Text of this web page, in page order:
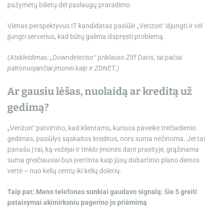
pažymėtų bilietų dėl paslaugų praradimo.
Vienas perspektyvus IT kandidatas pasiūlė „Verizon“ išjungti ir vėl
įjungti serverius, kad būtų galima išspręsti problemą.
(Atskleidimas: „Downdetector“ priklauso Ziff Davis, tai pačiai
patronuojančiai įmonei kaip ir ZDNET.)
Ar gausiu lėšas, nuolaidą ar kreditą už
gedimą?
„Verizon“ patvirtino, kad klientams, kuriuos paveikė trečiadienio
gedimas, pasiūlys sąskaitos kreditus, nors suma nežinoma. Jei tai
panašu į tai, ką vežėjai ir tinklo įmonės darė praeityje, grąžinama
suma greičiausiai bus įvertinta kaip jūsų dabartinio plano dienos
vertė – nuo ​​kelių centų iki kelių dolerių.
Taip pat: Mano telefonas sunkiai gaudavo signalą: šie 5 greiti
pataisymai akimirksniu pagerino jo priėmimą